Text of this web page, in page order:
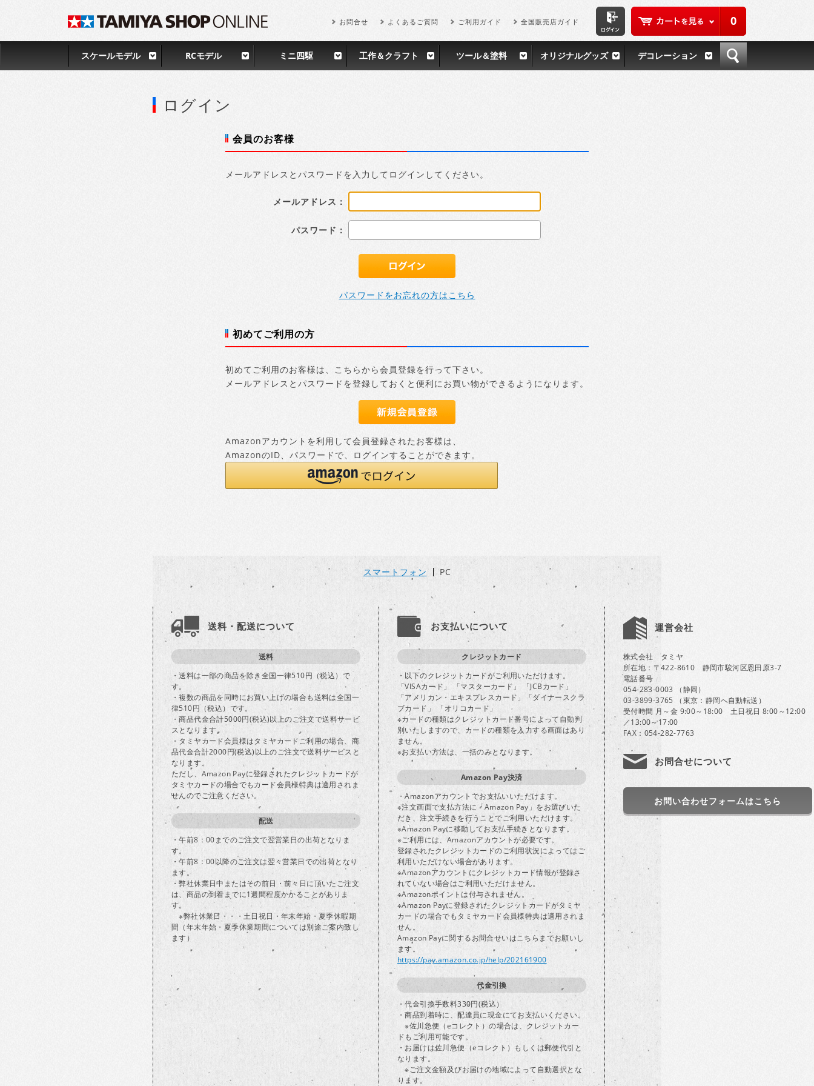
0
お問合せ よくあるご質問 ご利用ガイド 全国販売店ガイド
スケールモデル RCモデル ミニ四駆 工作＆クラフト ツール＆塗料 オリジナルグッズ デコレーション
ログイン
会員のお客様
メールアドレスとパスワードを入力してログインしてください。
メールアドレス：
パスワード：
パスワードをお忘れの方はこちら
初めてご利用の方
初めてご利用のお客様は、こちらから会員登録を行って下さい。
メールアドレスとパスワードを登録しておくと便利にお買い物ができるようになります。
Amazonアカウントを利用して会員登録されたお客様は、
AmazonのID、パスワードで、ログインすることができます。
スマートフォン PC
送料・配送について
送料
・送料は一部の商品を除き全国一律510円（税込）で
す。
・複数の商品を同時にお買い上げの場合も送料は全国一
律510円（税込）です。
・商品代金合計5000円(税込)以上のご注文で送料サービ
スとなります。
・タミヤカード会員様はタミヤカードご利用の場合、商
品代金合計2000円(税込)以上のご注文で送料サービスと
なります。
ただし、Amazon Payに登録されたクレジットカードが
タミヤカードの場合でもカード会員様特典は適用されま
せんのでご注意ください。
配送
・午前8：00までのご注文で翌営業日の出荷となりま
す。
・午前8：00以降のご注文は翌々営業日での出荷となり
ます。
・弊社休業日中またはその前日・前々日に頂いたご注文
は、商品の到着までに1週間程度かかることがありま
す。
※弊社休業日・・・土日祝日・年末年始・夏季休暇期
間（年末年始・夏季休業期間については別途ご案内致し
ます）
お支払いについて
クレジットカード
・以下のクレジットカードがご利用いただけます。
「VISAカード」 「マスターカード」 「JCBカード」
「アメリカン・エキスプレスカード」「ダイナースクラ
ブカード」 「オリコカード」
※カードの種類はクレジットカード番号によって自動判
別いたしますので、カードの種類を入力する画面はあり
ません。
※お支払い方法は、一括のみとなります。
Amazon Pay決済
・Amazonアカウントでお支払いいただけます。
※注文画面で支払方法に「Amazon Pay」をお選びいた
だき、注文手続きを行うことでご利用いただけます。
※Amazon Payに移動してお支払手続きとなります。
※ご利用には、Amazonアカウントが必要です。
登録されたクレジットカードのご利用状況によってはご
利用いただけない場合があります。
※Amazonアカウントにクレジットカード情報が登録さ
れていない場合はご利用いただけません。
※Amazonポイントは付与されません。
※Amazon Payに登録されたクレジットカードがタミヤ
カードの場合でもタミヤカード会員様特典は適用されま
せん。
Amazon Payに関するお問合せいはこちらまでお願いし
ます。
https://pay.amazon.co.jp/help/202161900
代金引換
・代金引換手数料330円(税込）
・商品到着時に、配達員に現金にてお支払いください。
※佐川急便（eコレクト）の場合は、クレジットカー
ドもご利用可能です。
・お届けは佐川急便（eコレクト）もしくは郵便代引と
なります。
※ご注文金額及びお届けの地域によって自動選択とな
ります。
運営会社
株式会社 タミヤ
所在地：〒422-8610 静岡市駿河区恩田原3-7
電話番号
054-283-0003 （静岡）
03-3899-3765 （東京：静岡へ自動転送）
受付時間 月～金 9:00～18:00 土日祝日 8:00～12:00
／13:00～17:00
FAX：054-282-7763
お問合せについて
お問い合わせフォームはこちら